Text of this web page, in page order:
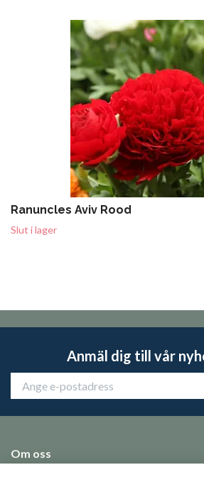
Ranuncles Aviv Rood
Slut i lager
Anmäl dig till vår
Om oss